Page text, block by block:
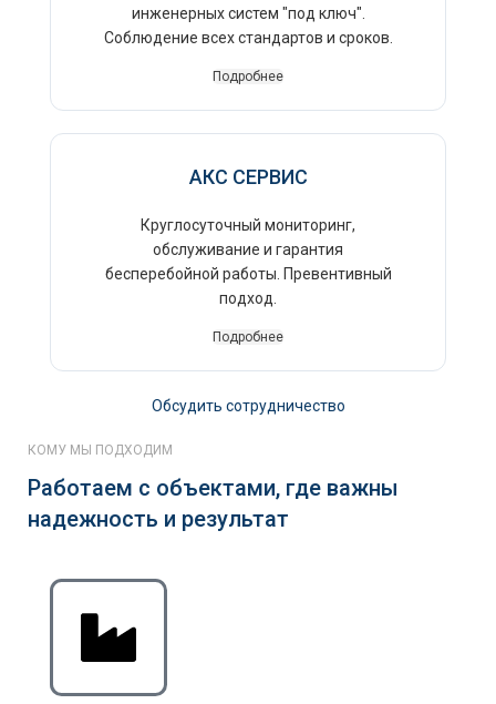
инженерных систем "под ключ".
Соблюдение всех стандартов и сроков.
Подробнее
АКС СЕРВИС
Круглосуточный мониторинг,
обслуживание и гарантия
бесперебойной работы. Превентивный
подход.
Подробнее
Обсудить сотрудничество
КОМУ МЫ ПОДХОДИМ
Работаем с объектами, где важны
надежность и результат